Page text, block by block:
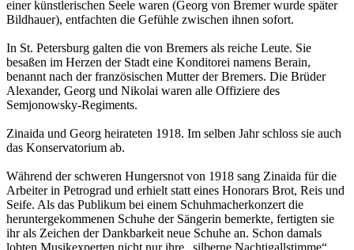
einer künstlerischen Seele waren (Georg von Bremer wurde später
Bildhauer), entfachten die Gefühle zwischen ihnen sofort.
In St. Petersburg galten die von Bremers als reiche Leute. Sie
besaßen im Herzen der Stadt eine Konditorei namens Berain,
benannt nach der französischen Mutter der Bremers. Die Brüder
Alexander, Georg und Nikolai waren alle Offiziere des
Semjonowsky-Regiments.
Zinaida und Georg heirateten 1918. Im selben Jahr schloss sie auch
das Konservatorium ab.
Während der schweren Hungersnot von 1918 sang Zinaida für die
Arbeiter in Petrograd und erhielt statt eines Honorars Brot, Reis und
Seife. Als das Publikum bei einem Schuhmacherkonzert die
heruntergekommenen Schuhe der Sängerin bemerkte, fertigten sie
ihr als Zeichen der Dankbarkeit neue Schuhe an. Schon damals
lobten Musikexperten nicht nur ihre „silberne Nachtigallstimme“,